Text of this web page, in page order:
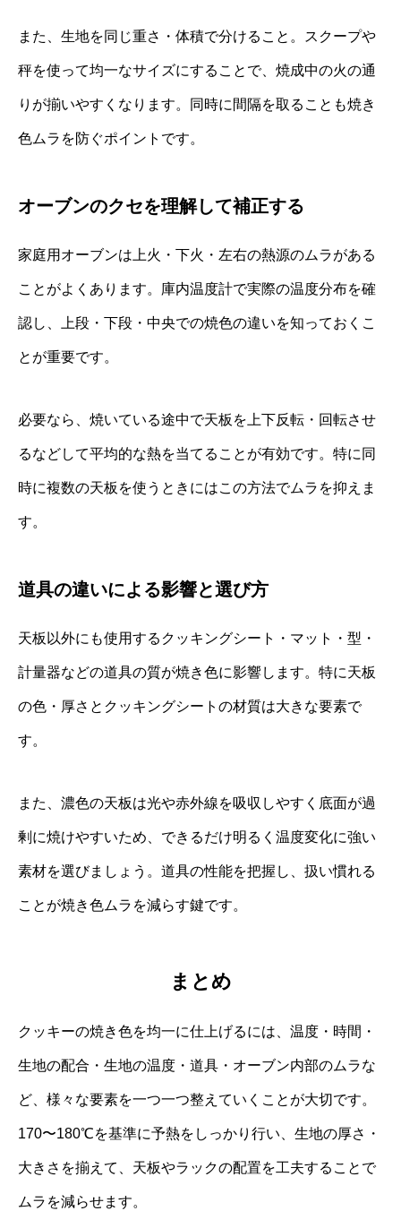
また、生地を同じ重さ・体積で分けること。スクープや
秤を使って均一なサイズにすることで、焼成中の火の通
りが揃いやすくなります。同時に間隔を取ることも焼き
色ムラを防ぐポイントです。
オーブンのクセを理解して補正する
家庭用オーブンは上火・下火・左右の熱源のムラがある
ことがよくあります。庫内温度計で実際の温度分布を確
認し、上段・下段・中央での焼色の違いを知っておくこ
とが重要です。
必要なら、焼いている途中で天板を上下反転・回転させ
るなどして平均的な熱を当てることが有効です。特に同
時に複数の天板を使うときにはこの方法でムラを抑えま
す。
道具の違いによる影響と選び方
天板以外にも使用するクッキングシート・マット・型・
計量器などの道具の質が焼き色に影響します。特に天板
の色・厚さとクッキングシートの材質は大きな要素で
す。
また、濃色の天板は光や赤外線を吸収しやすく底面が過
剰に焼けやすいため、できるだけ明るく温度変化に強い
素材を選びましょう。道具の性能を把握し、扱い慣れる
ことが焼き色ムラを減らす鍵です。
まとめ
クッキーの焼き色を均一に仕上げるには、温度・時間・
生地の配合・生地の温度・道具・オーブン内部のムラな
ど、様々な要素を一つ一つ整えていくことが大切です。
170〜180℃を基準に予熱をしっかり行い、生地の厚さ・
大きさを揃えて、天板やラックの配置を工夫することで
ムラを減らせます。